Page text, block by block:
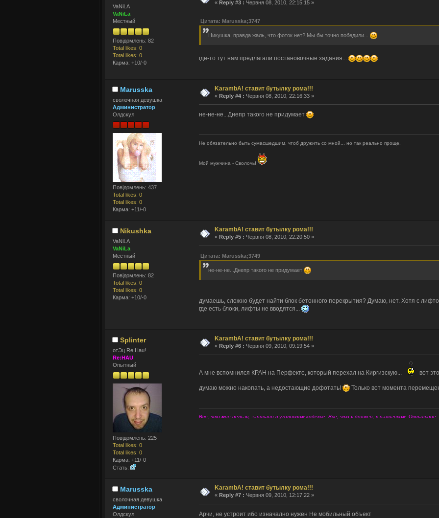
VaNiLA
VaNiLa
Местный
Повідомлень: 82
Total likes: 0
Total likes: 0
Карма: +10/-0
« Reply #3 : Червня 08, 2010, 22:15:15 »
Цитата: Marusska;3747
Никушка, правда жаль, что фоток нет? Мы бы точно победили...
где-то тут нам предлагали постановочные задания...
Marusska
сволочная девушка
Администратор
Олдскул
Повідомлень: 437
Total likes: 0
Total likes: 0
Карма: +11/-0
KarambA! ставит бутылку рома!!!
« Reply #4 : Червня 08, 2010, 22:16:33 »
не-не-не...Днепр такого не придумает
Не обязательно быть сумасшедшим, чтоб дружить со мной... но так реально проще.
Мой мужчина - Сволочь!
Nikushka
VaNiLA
VaNiLa
Местный
Повідомлень: 82
Total likes: 0
Total likes: 0
Карма: +10/-0
KarambA! ставит бутылку рома!!!
« Reply #5 : Червня 08, 2010, 22:20:50 »
Цитата: Marusska;3749
не-не-не...Днепр такого не придумает
думаешь, сложно будет найти блок бетонного перекрытия? Думаю, нет. Хотя с
где есть блоки, лифты не вводятся...
Splinter
отЭц Re:Hau!
Re:HAU
Опытный
Повідомлень: 225
Total likes: 0
Total likes: 0
Карма: +11/-0
Стать:
KarambA! ставит бутылку рома!!!
« Reply #6 : Червня 09, 2010, 09:19:54 »
А мне вспомнился КРАН на Перфекте, который перехал на Киргизскую... вот
думаю можно накопать, а недостающие дофотать! Только вот момента
Все, что мне нельзя, записано в уголовном кодексе. Все, что я должен, в налоговом. Остальное
Marusska
сволочная девушка
Администратор
Олдскул
KarambA! ставит бутылку рома!!!
« Reply #7 : Червня 09, 2010, 12:17:22 »
Арчи, не устроит ибо изначално нужен Не мобильный объект